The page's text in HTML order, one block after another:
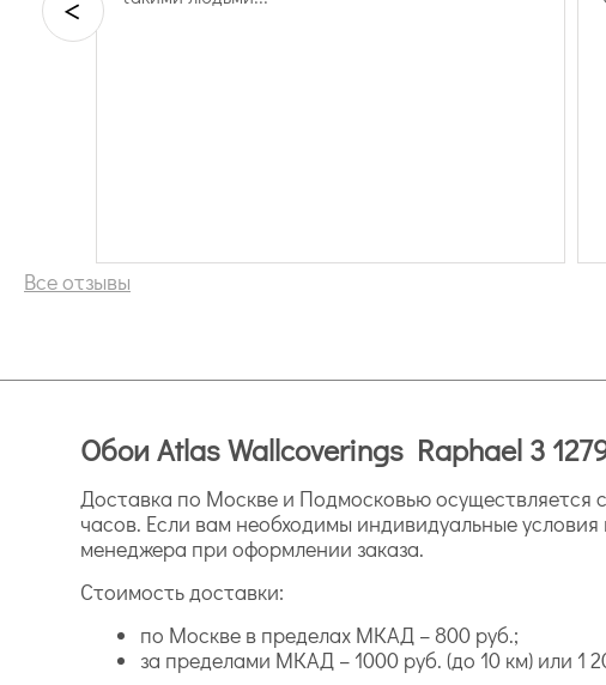
Все отзывы
Обои Atlas Wallcoverings Raphael 3
Доставка по Москве и Подмосковью осуществляется
часов. Если вам необходимы индивидуальные
менеджера при оформлении заказа.
Стоимость доставки:
по Москве в пределах МКАД – 800 руб.;
за пределами МКАД – 1000 руб. (до 10 км) или 1